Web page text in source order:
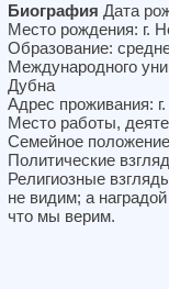
Биография Дата
Место рождения: г.
Образование:
Международного
Дубна
Адрес проживания:
Место работы,
Семейное
Политические
Религиозные
не видим; а
что мы верим.